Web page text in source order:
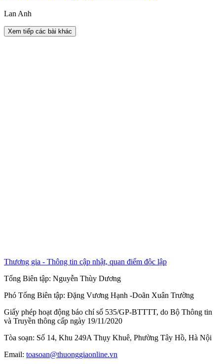
Lan Anh
Xem tiếp các bài khác
Thương gia - Thông tin cập nhật, quan điểm độc lập
Tổng Biên tập: Nguyễn Thùy Dương
Phó Tổng Biên tập: Đặng Vương Hạnh -Doãn Xuân Trường
Giấy phép hoạt động báo chí số 535/GP-BTTTT, do Bộ Thông tin
và Truyền thông cấp ngày 19/11/2020
Tòa soạn: Số 14, Khu 249A Thụy Khuê, Phường Tây Hồ, Hà Nội
Email: toasoan@thuonggiaonline.vn